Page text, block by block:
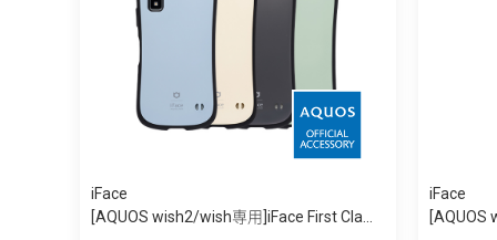
iFace
[AQUOS wish2/wish専用]iFace First Cla...
iFace
[AQUOS